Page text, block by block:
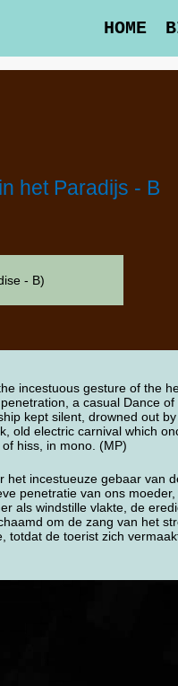
HOME
het Paradijs - B
- B)
incestuous gesture of the
a casual Dance
kept silent, drowned out
old electric carnival which
of hiss, in mono. (MP)
het incestueuze gebaar van
penetratie van ons
als windstille vlakte, de
om de zang van het
totdat de toerist zich